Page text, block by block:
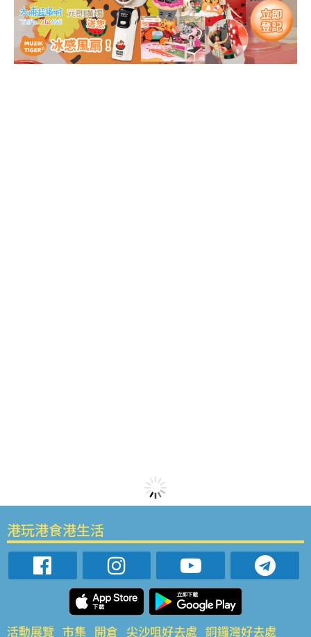
港玩港食港生活
活動展覽 市集 開倉 尖沙咀好去處 銅鑼灣好去處